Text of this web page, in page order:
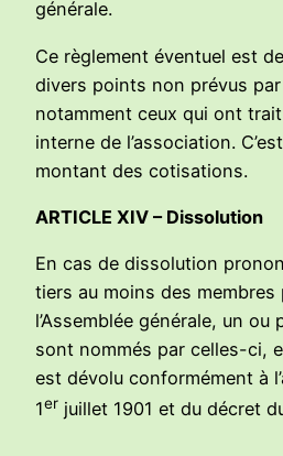
générale.
Ce règlement éventuel est
divers points non prévus
notamment ceux qui ont
interne de l’association.
montant des cotisations.
ARTICLE XIV – Dissolution
En cas de dissolution
tiers au moins des membres
l’Assemblée générale, un
sont nommés par celles-ci,
est dévolu conformément à
1er juillet 1901 et du décret